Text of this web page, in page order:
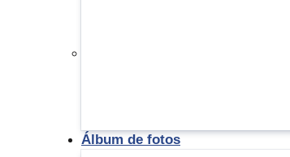
Álbum de fotos